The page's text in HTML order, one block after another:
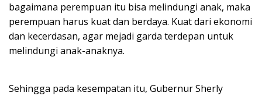
bagaimana perempuan itu bisa melindungi anak, maka
perempuan harus kuat dan berdaya. Kuat dari ekonomi
dan kecerdasan, agar mejadi garda terdepan untuk
melindungi anak-anaknya.
Sehingga pada kesempatan itu, Gubernur Sherly